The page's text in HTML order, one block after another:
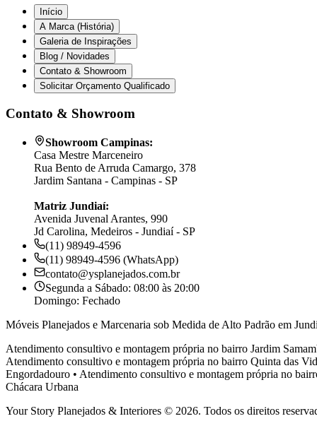
Início
A Marca (História)
Galeria de Inspirações
Blog / Novidades
Contato & Showroom
Solicitar Orçamento Qualificado
Contato & Showroom
Showroom Campinas:
Casa Mestre Marceneiro
Rua Bento de Arruda Camargo, 378
Jardim Santana - Campinas - SP
Matriz Jundiaí:
Avenida Juvenal Arantes, 990
Jd Carolina, Medeiros - Jundiaí - SP
(11) 98949-4596
(11) 98949-4596 (WhatsApp)
contato@ysplanejados.com.br
Segunda a Sábado: 08:00 às 20:00
Domingo: Fechado
Móveis Planejados e Marcenaria sob Medida de Alto Padrão em
Atendimento consultivo e montagem própria no bairro Jardim
Atendimento consultivo e montagem própria no bairro Quinta das
Engordadouro • Atendimento consultivo e montagem própria no
Chácara Urbana
Your Story Planejados & Interiores © 2026. Todos os direitos